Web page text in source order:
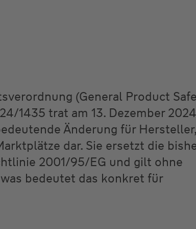
(General Product
1435 trat am 13. Dezember
Änderung für Hersteller,
dar. Sie ersetzt die
2001/95/EG und gilt ohne
bedeutet das konkret für